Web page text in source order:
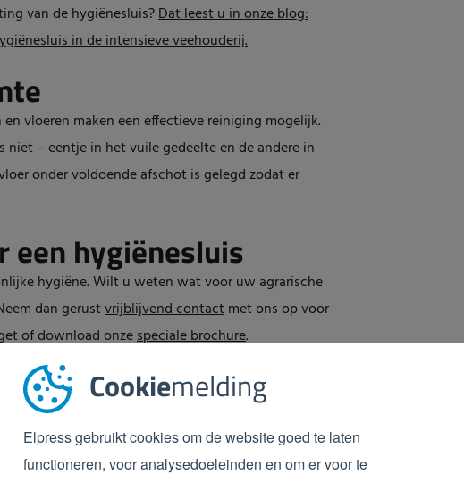
Cookiemelding
Elpress gebruikt cookies om de website goed te laten
functioneren, voor analysedoeleinden en om er voor te
van de hygiënesluis?Dat leest u in onze blog:
in de intensieve veehouderij.
vloeren maken een effectieve reiniging mogelijk.
– eentje in het vuile gedeelte en de andere in
onder voldoende afschot is gelegd zodat er
hygiënesluis
hygiëne. Wilt u weten wat voor uw agrarische
dan gerustvrijblijvend contactmet ons op voor
of download onzespeciale brochure.